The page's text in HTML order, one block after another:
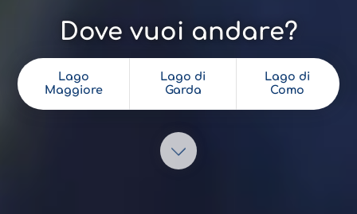
Dove vuoi andare?
Lago
Maggiore
Lago di
Garda
Lago di
Como